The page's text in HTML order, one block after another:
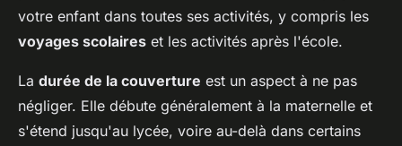
votre enfant dans toutes ses activités, y compris les
voyages scolaires et les activités après l'école.
La durée de la couverture est un aspect à ne pas
négliger. Elle débute généralement à la maternelle et
s'étend jusqu'au lycée, voire au-delà dans certains